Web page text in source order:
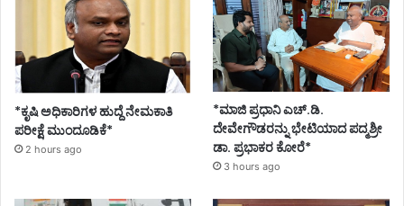
*ಕೃಷಿ ಅಧಿಕಾರಿಗಳ ಹುದ್ದೆ ನೇಮಕಾತಿ
ಪರೀಕ್ಷೆ ಮುಂದೂಡಿಕೆ*
2 hours ago
*ಮಾಜಿ ಪ್ರಧಾನಿ ಎಚ್.ಡಿ.
ದೇವೇಗೌಡರನ್ನು ಭೇಟಿಯಾದ ಪದ್ಮಶ್ರೀ
ಡಾ. ಪ್ರಭಾಕರ ಕೋರೆ*
3 hours ago